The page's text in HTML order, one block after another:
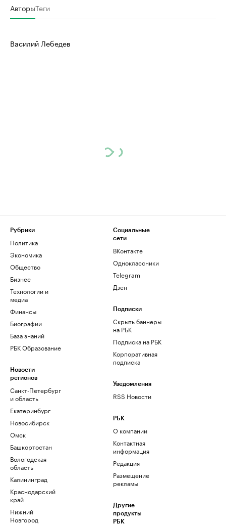
АвторыТеги
Василий Лебедев
Рубрики
Политика
Экономика
Общество
Бизнес
Технологии и
медиа
Финансы
Биографии
База знаний
РБК Образование
Новости
регионов
Санкт-Петербург
и область
Екатеринбург
Новосибирск
Омск
Башкортостан
Вологодская
область
Калининград
Краснодарский
край
Нижний
Новгород
Социальные
сети
ВКонтакте
Одноклассники
Telegram
Дзен
Подписки
Скрыть баннеры
на РБК
Подписка на РБК
Корпоративная
подписка
Уведомления
RSS Новости
РБК
О компании
Контактная
информация
Редакция
Размещение
рекламы
Другие
продукты
РБК